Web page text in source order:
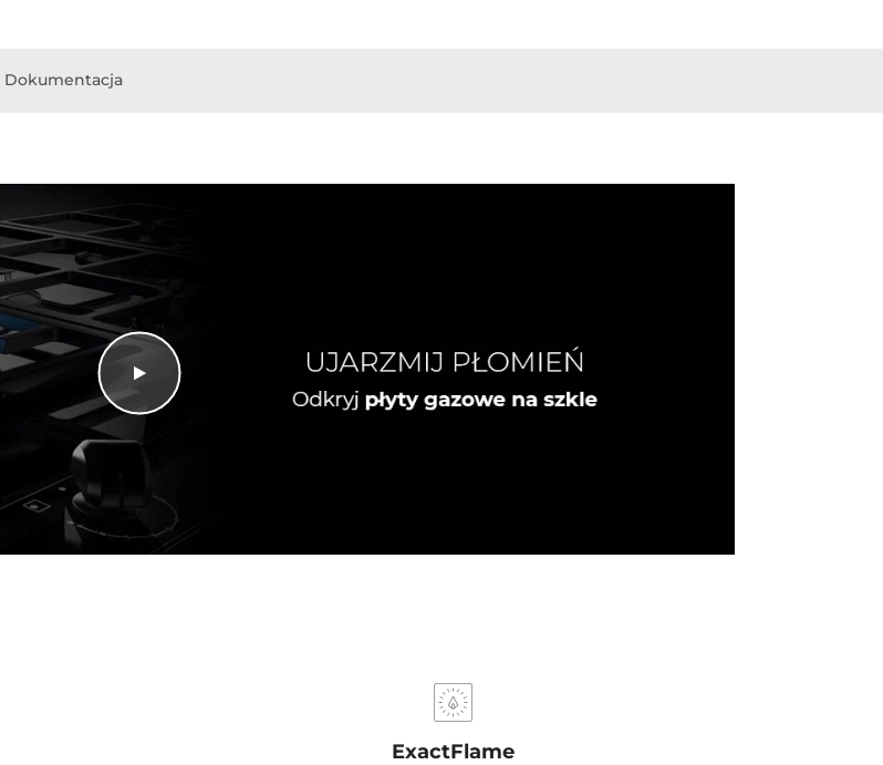
Dokumentacja
ExactFlame